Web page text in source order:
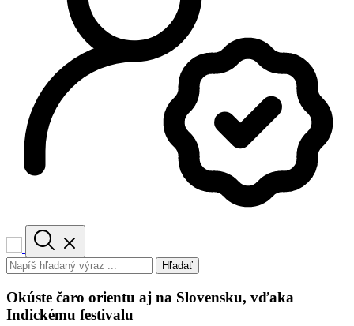
Hľadať
Okúste čaro orientu aj na Slovensku, vďaka
Indickému festivalu